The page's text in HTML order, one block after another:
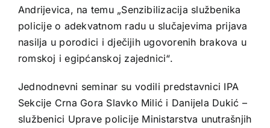
Andrijevica, na temu „Senzibilizacija službenika
policije o adekvatnom radu u slučajevima prijava
nasilja u porodici i dječijih ugovorenih brakova u
romskoj i egipćanskoj zajednici“.
Jednodnevni seminar su vodili predstavnici IPA
Sekcije Crna Gora Slavko Milić i Danijela Dukić –
službenici Uprave policije Ministarstva unutrašnjih